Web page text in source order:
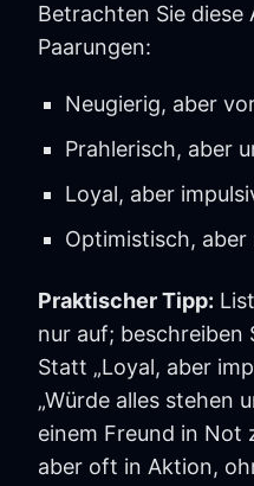
Betrachten Sie
Paarungen:
Neugierig, aber
Prahlerisch, aber
Loyal, aber
Optimistisch, aber
Praktischer Tipp:
nur auf; beschreiben
Statt „Loyal, aber
„Würde alles stehen
einem Freund in Not
aber oft in Aktion,